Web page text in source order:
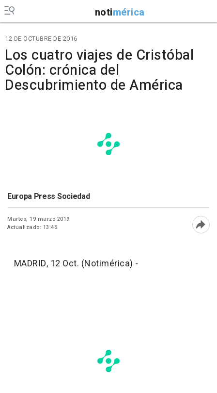
notimérica
12 DE OCTUBRE DE 2016
Los cuatro viajes de Cristóbal
Colón: crónica del
Descubrimiento de América
Europa Press Sociedad
Martes, 19 marzo 2019
Actualizado: 13:46
MADRID, 12 Oct. (Notimérica) -